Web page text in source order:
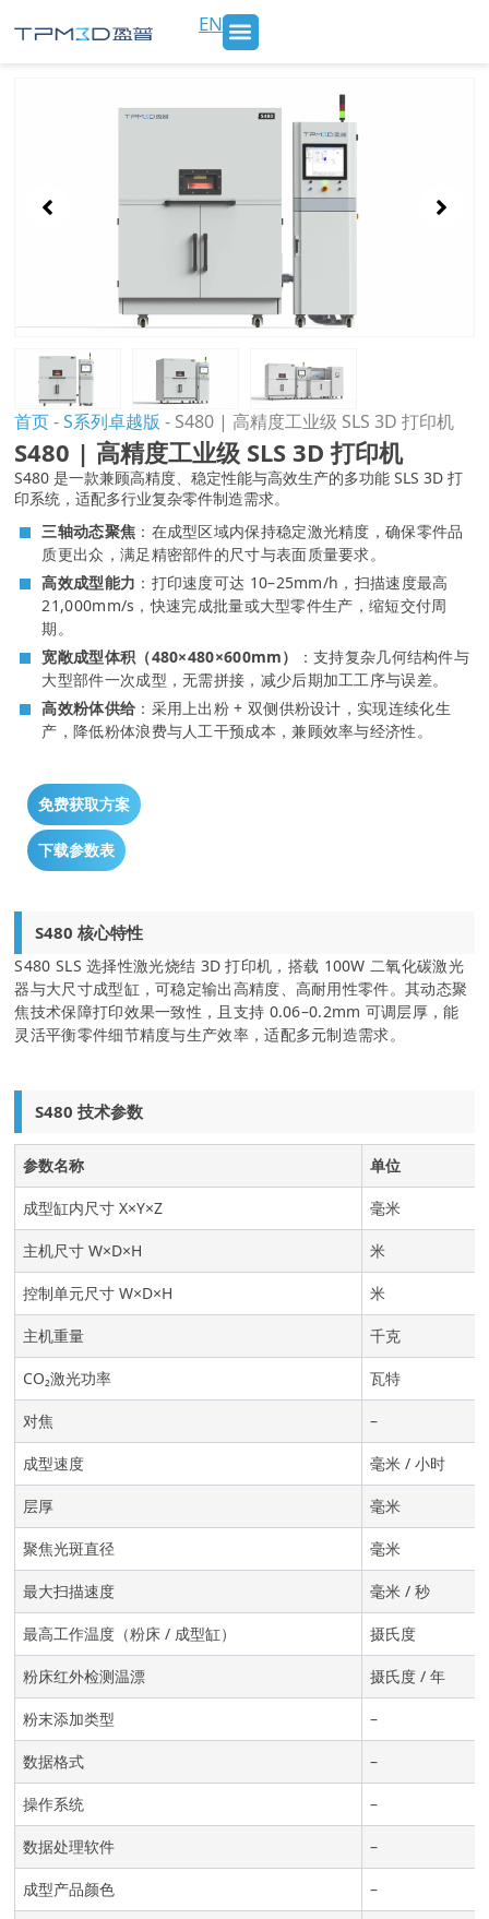
至
EN
首页-S系列卓越版 - S480 | 高精度工业级 SLS 3D 打印机
S480 | 高精度工业级 SLS 3D 打印机
S480 是一款兼顾高精度、稳定性能与高效生产的多功能 SLS 3D 打
印系统，适配多行业复杂零件制造需求。
三轴动态聚焦 ：在成型区域内保持稳定激光精度，确保零件品
质更出众，满足精密部件的尺寸与表面质量要求。
高效成型能力 ：打印速度可达 10–25mm/h，扫描速度最高
21,000mm/s，快速完成批量或大型零件生产，缩短交付周
期。
宽敞成型体积（480×480×600mm）
：支持复杂几何结构件与
大型部件一次成型，无需拼接，减少后期加工工序与误差。
高效粉体供给 ：采用上出粉 + 双侧供粉设计，实现连续化生
产，降低粉体浪费与人工干预成本，兼顾效率与经济性。
免费获取方案
下载参数表
S480 核心特性
S480 SLS 选择性激光烧结 3D 打印机，搭载 100W 二氧化碳激光
器与大尺寸成型缸，可稳定输出高精度、高耐用性零件。其动态聚
焦技术保障打印效果一致性，且支持 0.06–0.2mm 可调层厚，能
灵活平衡零件细节精度与生产效率，适配多元制造需求。
S480 技术参数
参数名称 单位
成型缸内尺寸 X×Y×Z 毫米
主机尺寸 W×D×H 米
控制单元尺寸 W×D×H 米
主机重量 千克
CO₂激光功率 瓦特
对焦 –
成型速度 毫米 / 小时
层厚 毫米
聚焦光斑直径 毫米
最大扫描速度 毫米 / 秒
最高工作温度（粉床 / 成型缸） 摄氏度
粉床红外检测温漂 摄氏度 / 年
粉末添加类型 –
数据格式 –
操作系统 –
数据处理软件 –
成型产品颜色 –